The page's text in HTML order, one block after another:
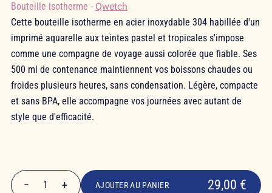
Bouteille isotherme - Qwetch
Cette bouteille isotherme en acier inoxydable 304 habillée d'un
imprimé aquarelle aux teintes pastel et tropicales s'impose
comme une compagne de voyage aussi colorée que fiable. Ses
500 ml de contenance maintiennent vos boissons chaudes ou
froides plusieurs heures, sans condensation. Légère, compacte
et sans BPA, elle accompagne vos journées avec autant de
style que d'efficacité.
29,00 €
− 1 + AJOUTER AU PANIER 29,00 €